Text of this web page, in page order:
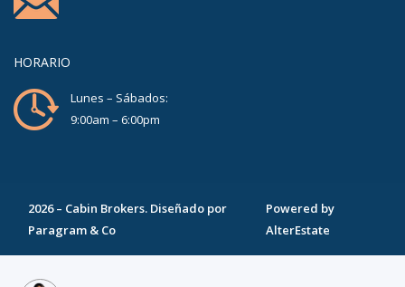
HORARIO
Lunes – Sábados:
9:00am – 6:00pm
2026– Cabin Brokers. Diseñado por
Paragram & Co
Powered by
AlterEstate